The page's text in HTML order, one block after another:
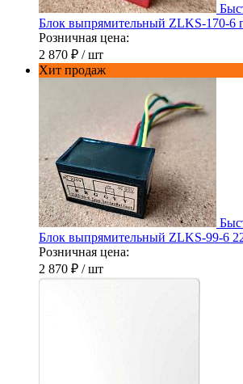
Блок выпрямительный ZLKS-170-6
Розничная цена:
2 870 ₽ / шт
Хит продаж
Блок выпрямительный ZLKS-99-6
Розничная цена:
2 870 ₽ / шт